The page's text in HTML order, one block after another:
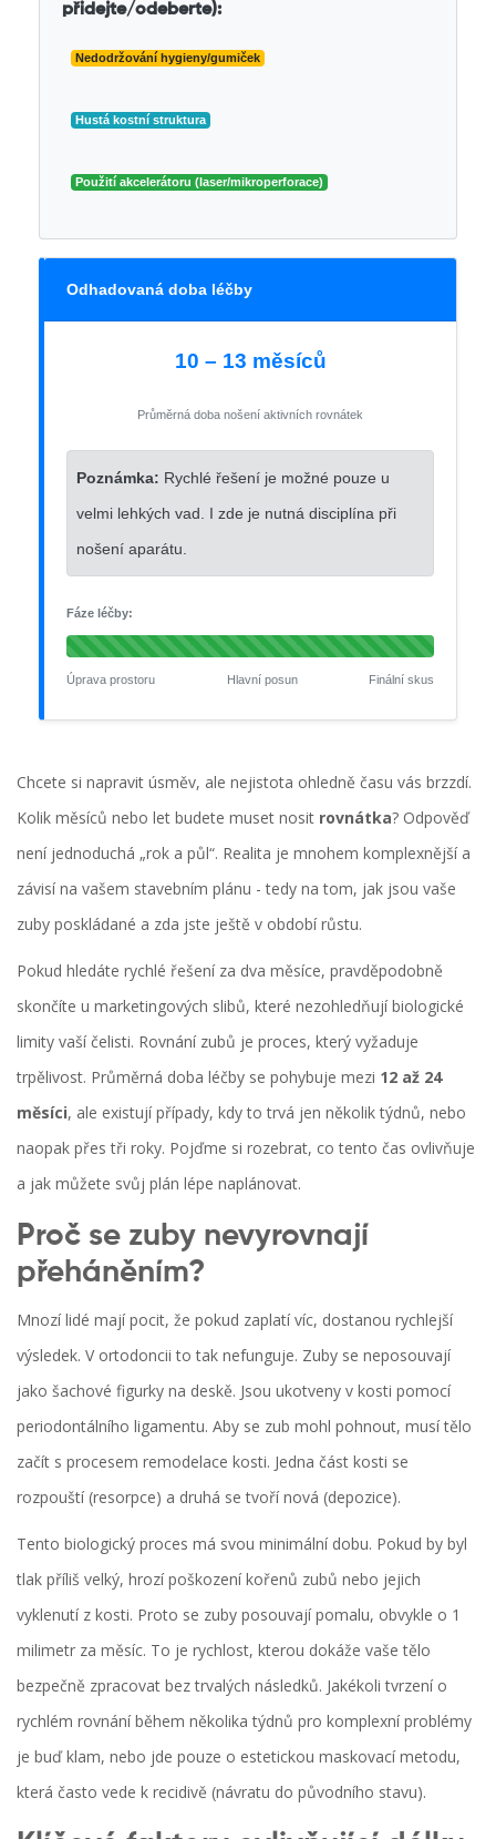
přidejte/odeberte):
Nedodržování hygieny/gumiček
Hustá kostní struktura
Použití akcelerátoru (laser/mikroperforace)
Odhadovaná doba léčby
10 – 13 měsíců
Průměrná doba nošení aktivních rovnátek
Poznámka: Rychlé řešení je možné pouze u
velmi lehkých vad. I zde je nutná disciplína při
nošení aparátu.
Fáze léčby:
Úprava prostoru Hlavní posun Finální skus
Chcete si napravit úsměv, ale nejistota ohledně času vás brzzdí.
Kolik měsíců nebo let budete muset nosit rovnátka? Odpověď
není jednoduchá „rok a půl“. Realita je mnohem komplexnější a
závisí na vašem stavebním plánu - tedy na tom, jak jsou vaše
zuby poskládané a zda jste ještě v období růstu.
Pokud hledáte rychlé řešení za dva měsíce, pravděpodobně
skončíte u marketingových slibů, které nezohledňují biologické
limity vaší čelisti. Rovnání zubů je proces, který vyžaduje
trpělivost. Průměrná doba léčby se pohybuje mezi 12 až 24
měsíci, ale existují případy, kdy to trvá jen několik týdnů, nebo
naopak přes tři roky. Pojďme si rozebrat, co tento čas ovlivňuje
a jak můžete svůj plán lépe naplánovat.
Proč se zuby nevyrovnají
přeháněním?
Mnozí lidé mají pocit, že pokud zaplatí víc, dostanou rychlejší
výsledek. V ortodoncii to tak nefunguje. Zuby se neposouvají
jako šachové figurky na deskě. Jsou ukotveny v kosti pomocí
periodontálního ligamentu. Aby se zub mohl pohnout, musí tělo
začít s procesem remodelace kosti. Jedna část kosti se
rozpouští (resorpce) a druhá se tvoří nová (depozice).
Tento biologický proces má svou minimální dobu. Pokud by byl
tlak příliš velký, hrozí poškození kořenů zubů nebo jejich
vyklenutí z kosti. Proto se zuby posouvají pomalu, obvykle o 1
milimetr za měsíc. To je rychlost, kterou dokáže vaše tělo
bezpečně zpracovat bez trvalých následků. Jakékoli tvrzení o
rychlém rovnání během několika týdnů pro komplexní problémy
je buď klam, nebo jde pouze o estetickou maskovací metodu,
která často vede k recidivě (návratu do původního stavu).